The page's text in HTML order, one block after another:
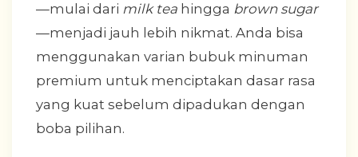
—mulai dari milk tea hingga brown sugar
—menjadi jauh lebih nikmat. Anda bisa
menggunakan varian bubuk minuman
premium untuk menciptakan dasar rasa
yang kuat sebelum dipadukan dengan
boba pilihan.